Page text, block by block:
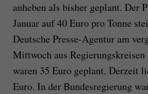
anheben als bisher geplant. Der
Januar auf 40 Euro pro Tonne
Deutsche Presse-Agentur am
Mittwoch aus
waren 35 Euro geplant. Derzeit
Euro. In der Bundesregierung